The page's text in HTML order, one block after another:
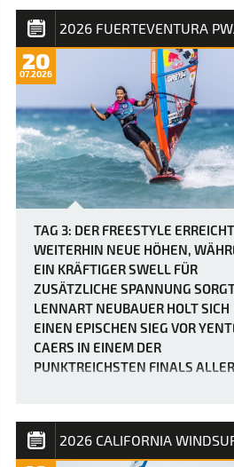
von über 40 Knoten am Nachmittag
die Rennen dadurch nicht unbedingt
Windsurfer erneut durch heftige Böen
den „Dea…
20
07.2026
TAG 3: DER FREESTYLE ERREICHT
WEITERHIN NEUE HÖHEN,
EIN KRÄFTIGER SWELL FÜR
ZUSÄTZLICHE SPANNUNG
LENNART NEUBAUER HOLT SICH
EINEN EPISCHEN SIEG VOR
CAERS IN EINEM DER
PUNKTREICHSTEN FINALS ALLER
Bereits gestern war das Niveau im
unglaublich hoch, doch heute legten
weltbesten Freestyler beim PWA